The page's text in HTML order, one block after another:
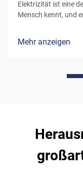
Elektrizität ist eine
Mensch kennt, und
Ausrüstung...
Mehr anzeigen